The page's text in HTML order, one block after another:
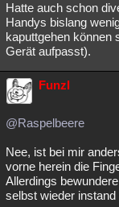
Hatte auch schon
Handys bislang
kaputtgehen können
Gerät aufpasst).
Funzl
@Raspelbeere
Nee, ist bei mir
vorne herein die
Allerdings
selbst wieder